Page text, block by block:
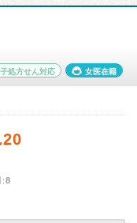
処方せん対応 女医在籍
:8